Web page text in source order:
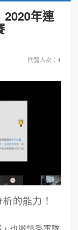
2020年連
閱覽人次：4
的能力！